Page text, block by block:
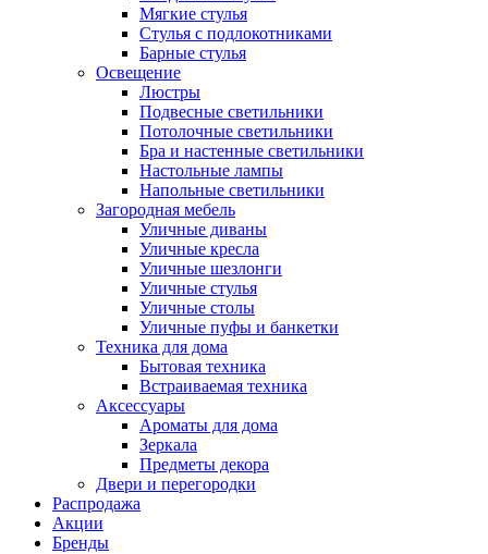
Мягкие стулья
Стулья с подлокотниками
Барные стулья
Освещение
Люстры
Подвесные светильники
Потолочные светильники
Бра и настенные светильники
Настольные лампы
Напольные светильники
Загородная мебель
Уличные диваны
Уличные кресла
Уличные шезлонги
Уличные стулья
Уличные столы
Уличные пуфы и банкетки
Техника для дома
Бытовая техника
Встраиваемая техника
Аксессуары
Ароматы для дома
Зеркала
Предметы декора
Двери и перегородки
Распродажа
Акции
Бренды